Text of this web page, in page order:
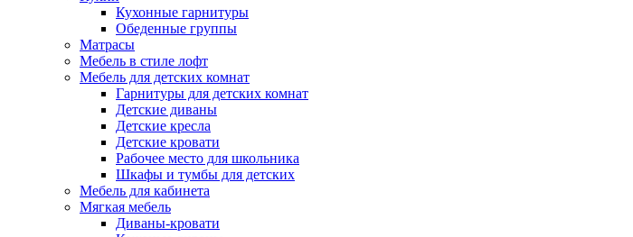
Кухонные гарнитуры
Обеденные группы
Матрасы
Мебель в стиле лофт
Мебель для детских комнат
Гарнитуры для детских комнат
Детские диваны
Детские кресла
Детские кровати
Рабочее место для школьника
Шкафы и тумбы для детских
Мебель для кабинета
Мягкая мебель
Диваны-кровати